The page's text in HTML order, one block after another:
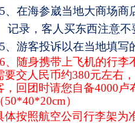
、在海参崴当地大商场商
记录，客人买东西注意
、游客投诉以在当地填写
、随身携带上飞机的行李
要交人民币约380元左右
，回团时请您自备4000卢
50*40*20cm）
体按照航空公司行李架为